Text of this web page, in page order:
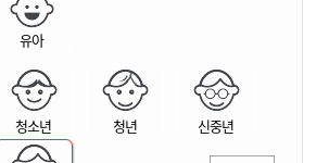
유아
청소년 청년 신중년